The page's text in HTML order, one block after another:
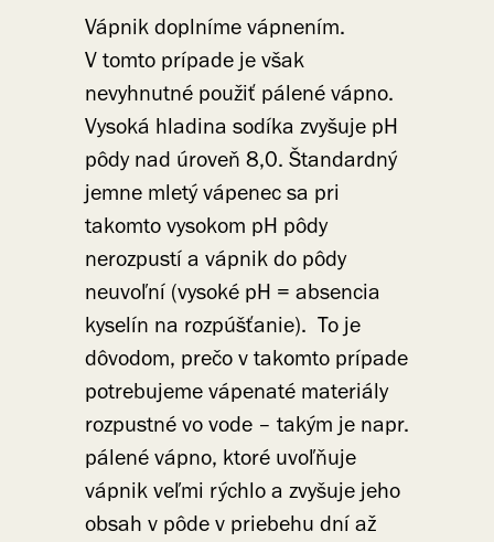
Vápnik doplníme vápnením.
V tomto prípade je však
nevyhnutné použiť pálené vápno.
Vysoká hladina sodíka zvyšuje pH
pôdy nad úroveň 8,0. Štandardný
jemne mletý vápenec sa pri
takomto vysokom pH pôdy
nerozpustí a vápnik do pôdy
neuvoľní (vysoké pH = absencia
kyselín na rozpúšťanie). To je
dôvodom, prečo v takomto prípade
potrebujeme vápenaté materiály
rozpustné vo vode – takým je napr.
pálené vápno, ktoré uvoľňuje
vápnik veľmi rýchlo a zvyšuje jeho
obsah v pôde v priebehu dní až